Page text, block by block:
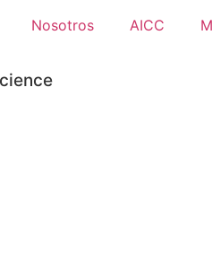
Nosotros AICC